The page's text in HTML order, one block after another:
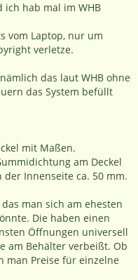
ich hab mal im WHB
vom Laptop, nur um
verletze.
das laut WHB ohne
das System befüllt
mit Maßen.
am Deckel
der Innenseite ca. 50 mm.
man sich am ehesten
Die haben einen
Öffnungen universell
am Behälter verbeißt. Ob
man Preise für einzelne